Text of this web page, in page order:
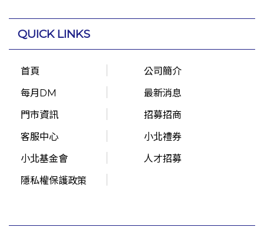
QUICK LINKS
首頁
公司簡介
每月DM
最新消息
門市資訊
招募招商
客服中心
小北禮券
小北基金會
人才招募
隱私權保護政策